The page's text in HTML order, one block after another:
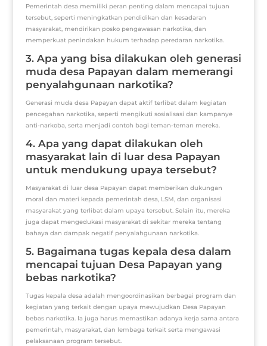
Pemerintah desa memiliki peran penting dalam mencapai tujuan
tersebut, seperti meningkatkan pendidikan dan kesadaran
masyarakat, mendirikan posko pengawasan narkotika, dan
memperkuat penindakan hukum terhadap peredaran narkotika.
3. Apa yang bisa dilakukan oleh generasi
muda desa Papayan dalam memerangi
penyalahgunaan narkotika?
Generasi muda desa Papayan dapat aktif terlibat dalam kegiatan
pencegahan narkotika, seperti mengikuti sosialisasi dan kampanye
anti-narkoba, serta menjadi contoh bagi teman-teman mereka.
4. Apa yang dapat dilakukan oleh
masyarakat lain di luar desa Papayan
untuk mendukung upaya tersebut?
Masyarakat di luar desa Papayan dapat memberikan dukungan
moral dan materi kepada pemerintah desa, LSM, dan organisasi
masyarakat yang terlibat dalam upaya tersebut. Selain itu, mereka
juga dapat mengedukasi masyarakat di sekitar mereka tentang
bahaya dan dampak negatif penyalahgunaan narkotika.
5. Bagaimana tugas kepala desa dalam
mencapai tujuan Desa Papayan yang
bebas narkotika?
Tugas kepala desa adalah mengoordinasikan berbagai program dan
kegiatan yang terkait dengan upaya mewujudkan Desa Papayan
bebas narkotika. Ia juga harus memastikan adanya kerja sama antara
pemerintah, masyarakat, dan lembaga terkait serta mengawasi
pelaksanaan program tersebut.